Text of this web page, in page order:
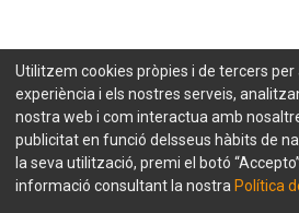
Utilitzem cookies pròpies i de tercers per
experiència i els nostres serveis,
nostra web i com interactua amb
publicitat en funció delsseus hàbits de
la seva utilització, premi el botó
informació consultant la nostra Política